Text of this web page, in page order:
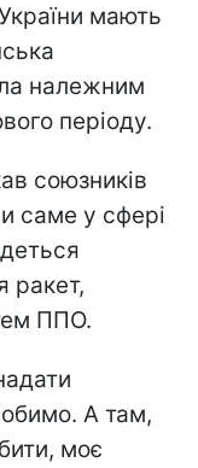
мають
належним
періоду.
союзників
саме у сфері
ракет,
ППО.
А там,
моє